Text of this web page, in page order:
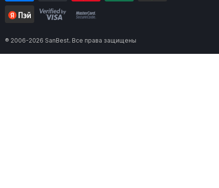
® 2006-2026 SanBest. Все права защищены